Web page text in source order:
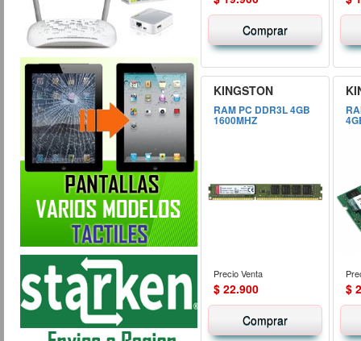
Comprar
KINGSTON
RAM PC DDR3L 4GB
1600MHZ
Precio Venta
$ 22.900
Comprar
$